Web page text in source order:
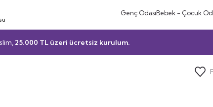
Genç OdasıBebek - Çocuk
25.000 TL üzeri ücretsiz kurulum.